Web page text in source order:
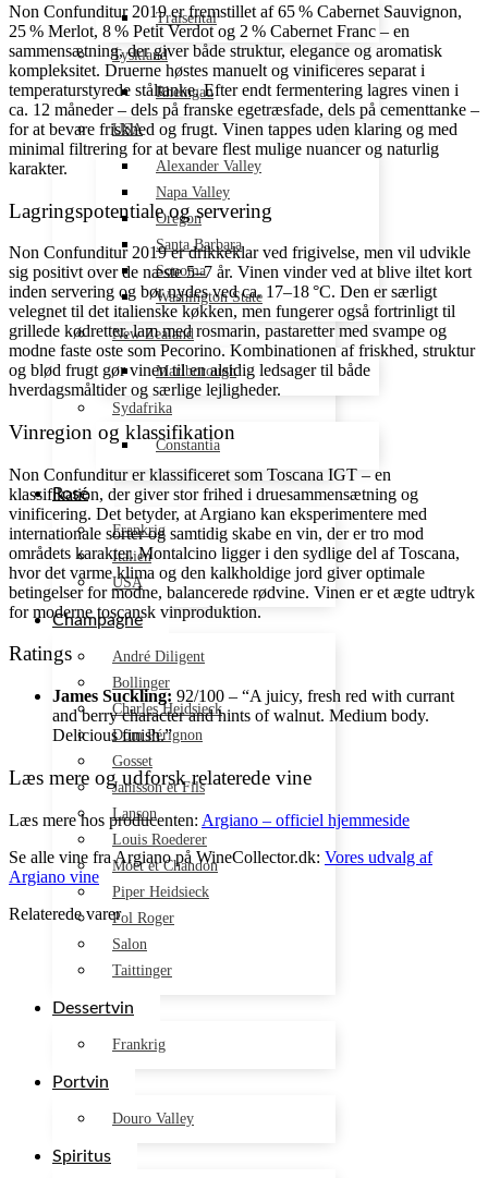
Traisental
Tyskland
Rheingau
USA
Alexander Valley
Napa Valley
Oregon
Santa Barbara
Sonoma
Washington State
New Zealand
Marlborough
Sydafrika
Constantia
Rosé
Frankrig
Italien
USA
Champagne
André Diligent
Bollinger
Charles Heidsieck
Dom Pérignon
Gosset
Janisson et Fils
Lanson
Louis Roederer
Móet et Chandon
Piper Heidsieck
Pol Roger
Salon
Taittinger
Dessertvin
Frankrig
Portvin
Douro Valley
Spiritus
Non Confunditur 2019 er fremstillet af 65 % Cabernet Sauvignon,
25 % Merlot, 8 % Petit Verdot og 2 % Cabernet Franc – en
sammensætning, der giver både struktur, elegance og aromatisk
kompleksitet. Druerne høstes manuelt og vinificeres separat i
temperaturstyrede ståltanke. Efter endt fermentering lagres vinen i
ca. 12 måneder – dels på franske egetræsfade, dels på cementtanke –
for at bevare friskhed og frugt. Vinen tappes uden klaring og med
minimal filtrering for at bevare flest mulige nuancer og naturlig
karakter.
Lagringspotentiale og servering
Non Confunditur 2019 er drikkeklar ved frigivelse, men vil udvikle
sig positivt over de næste 5–7 år. Vinen vinder ved at blive iltet kort
inden servering og bør nydes ved ca. 17–18 °C. Den er særligt
velegnet til det italienske køkken, men fungerer også fortrinligt til
grillede kødretter, lam med rosmarin, pastaretter med svampe og
modne faste oste som Pecorino. Kombinationen af friskhed, struktur
og blød frugt gør vinen til en alsidig ledsager til både
hverdagsmåltider og særlige lejligheder.
Vinregion og klassifikation
Non Confunditur er klassificeret som Toscana IGT – en
klassifikation, der giver stor frihed i druesammensætning og
vinificering. Det betyder, at Argiano kan eksperimentere med
internationale sorter og samtidig skabe en vin, der er tro mod
områdets karakter. Montalcino ligger i den sydlige del af Toscana,
hvor det varme klima og den kalkholdige jord giver optimale
betingelser for modne, balancerede rødvine. Vinen er et ægte udtryk
for moderne toscansk vinproduktion.
Ratings
James Suckling: 92/100 – “A juicy, fresh red with currant
and berry character and hints of walnut. Medium body.
Delicious finish.”
Læs mere og udforsk relaterede vine
Læs mere hos producenten: Argiano – officiel hjemmeside
Se alle vine fra Argiano på WineCollector.dk: Vores udvalg af
Argiano vine
Relaterede varer